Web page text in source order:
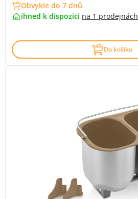
Obvykle do 7 dnů
ihned k dispozici na 1 prodejnách
Do košíku